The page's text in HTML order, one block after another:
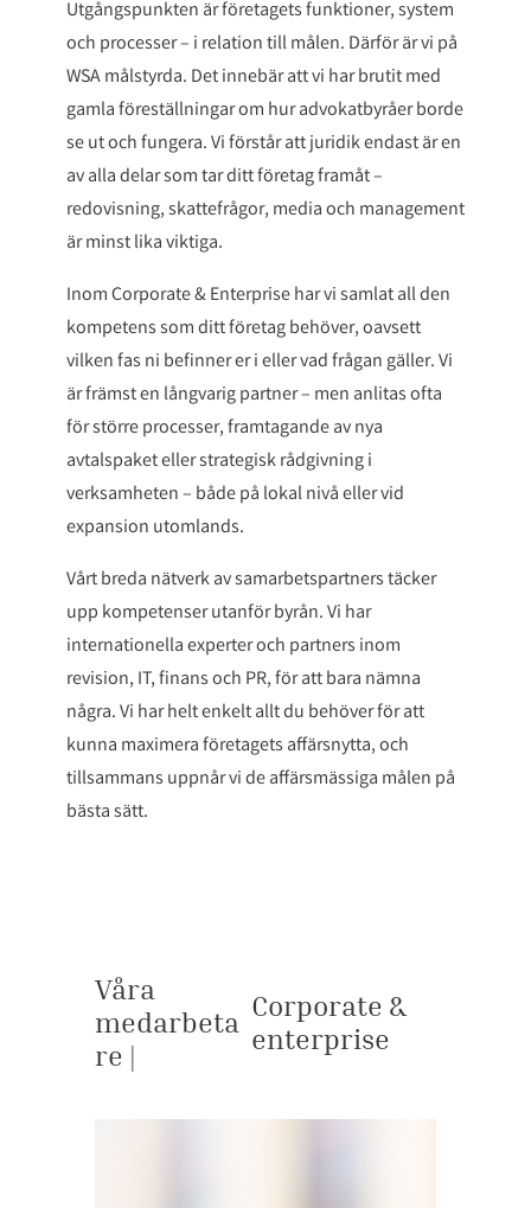
Utgångspunkten är företagets funktioner, system
och processer – i relation till målen. Därför är vi på
WSA målstyrda. Det innebär att vi har brutit med
gamla föreställningar om hur advokatbyråer borde
se ut och fungera. Vi förstår att juridik endast är en
av alla delar som tar ditt företag framåt –
redovisning, skattefrågor, media och management
är minst lika viktiga.
Inom Corporate & Enterprise har vi samlat all den
kompetens som ditt företag behöver, oavsett
vilken fas ni befinner er i eller vad frågan gäller. Vi
är främst en långvarig partner – men anlitas ofta
för större processer, framtagande av nya
avtalspaket eller strategisk rådgivning i
verksamheten – både på lokal nivå eller vid
expansion utomlands.
Vårt breda nätverk av samarbetspartners täcker
upp kompetenser utanför byrån. Vi har
internationella experter och partners inom
revision, IT, finans och PR, för att bara nämna
några. Vi har helt enkelt allt du behöver för att
kunna maximera företagets affärsnytta, och
tillsammans uppnår vi de affärsmässiga målen på
bästa sätt.
Våra
medarbeta
re |
Corporate &
enterprise